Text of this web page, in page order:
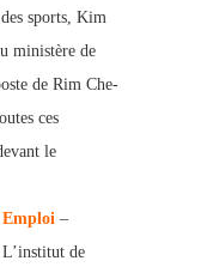
sports, Kim
ministère de
de Rim Che-
ces
le
Emploi –
L’institut de